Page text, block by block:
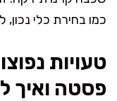
כמו בחירת כלי
טעויות
פסטה ואיך